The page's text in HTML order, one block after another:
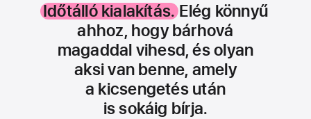
Időtálló kialakítás.Elég könnyű
ahhoz, hogy bárhová
magaddal vihesd, és olyan
aksi van benne, amely
a kicsengetés után
is sokáig bírja.